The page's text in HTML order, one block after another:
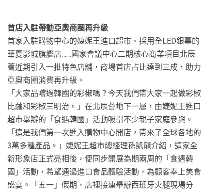
首店入駐帶動亞奧商圈再升級
首家入駐購物中心的婕妮王進口超市、採用全LED銀幕的
華夏影城旗艦店……國家會議中心二期核心商業項目北辰
薈近期引入一批特色店舖，商場首店占比達到三成，助力
亞奧商圈消費再升級。
「大家品嚐過韓國的彩椒嗎？今天我們帶大家一起做彩椒
比薩和彩椒三明治。」在北辰薈地下一層，由婕妮王進口
超市舉辦的「食遇韓國」活動吸引不少親子家庭參與。
「這是我們第一次進入購物中心開店，帶來了全球各地的
3萬多種產品。」婕妮王超市總經理孫凱龍介紹，這家全
新形象店正式亮相後，便同步開展為期兩周的「食遇韓
國」活動，希望通過進口食品體驗活動，為顧客奉上美食
盛宴。「五一」假期，店裡接連舉辦西班牙火腿現場分